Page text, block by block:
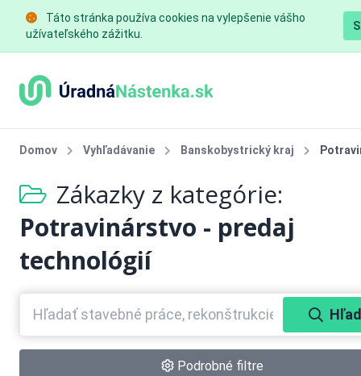
Táto stránka používa cookies na vylepšenie vášho
užívateľského zážitku.
Domov Vyhľadávanie Banskobystrický kraj
Zákazky z kategórie:
Potravinárstvo - predaj
technológií
Podrobné filtre